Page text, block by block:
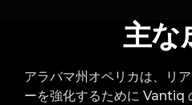
主な
アラバマ州オペリカは、リ
ーを強化するために Vantiq